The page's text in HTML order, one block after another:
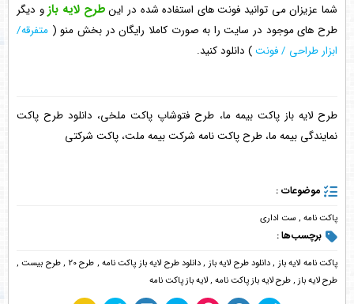
شما عزیزان می توانید فونت های استفاده شده در اینطرح لایه بازو دیگر
طرح های موجود در سایت را به صورت کاملا رایگان در بخش منو ( متفرقه/
ابزار طراحی / فونت) دانلود کنید.
طرح لایه باز پاکت بیمه ما، طرح فتوشاپ پاکت ملخی، دانلود طرح پاکت
نمایندگی بیمه ما، طرح پاکت نامه شرکت بیمه ملت، پاکت شرکتی
موضوعات :
پاکت نامه , ست اداری
برچسب‌ها :
پاکت نامه لایه باز,دانلود طرح لایه باز,دانلود طرح لایه باز پاکت نامه , طرح 20 ,طرح بیست,
طرح لایه باز,طرح لایه باز پاکت نامه ,لایه باز پاکت نامه